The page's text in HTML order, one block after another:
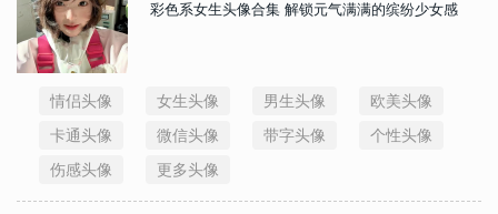
彩色系女生头像合集 解锁元气满满的缤纷少女感
情侣头像 女生头像 男生头像
欧美头像
卡通头像
微信头像 带字头像
个性头像
伤感头像
更多头像